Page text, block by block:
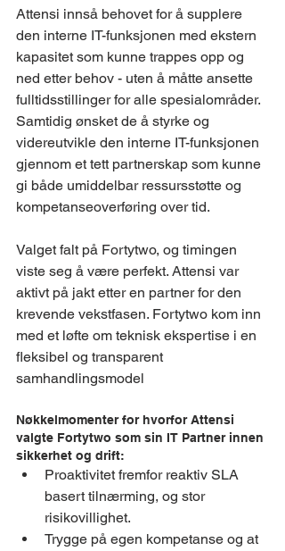
Attensi innså behovet for å supplere
den interne IT-funksjonen med ekstern
kapasitet som kunne trappes opp og
ned etter behov - uten å måtte ansette
fulltidsstillinger for alle spesialområder.
Samtidig ønsket de å styrke og
videreutvikle den interne IT-funksjonen
gjennom et tett partnerskap som kunne
gi både umiddelbar ressursstøtte og
kompetanseoverføring over tid.
Valget falt på Fortytwo, og timingen
viste seg å være perfekt. Attensi var
aktivt på jakt etter en partner for den
krevende vekstfasen. Fortytwo kom inn
med et løfte om teknisk ekspertise i en
fleksibel og transparent
samhandlingsmodel
Nøkkelmomenter for hvorfor Attensi
valgte Fortytwo som sin IT Partner innen
sikkerhet og drift:
Proaktivitet fremfor reaktiv SLA
basert tilnærming, og stor
risikovillighet.
Trygge på egen kompetanse og at